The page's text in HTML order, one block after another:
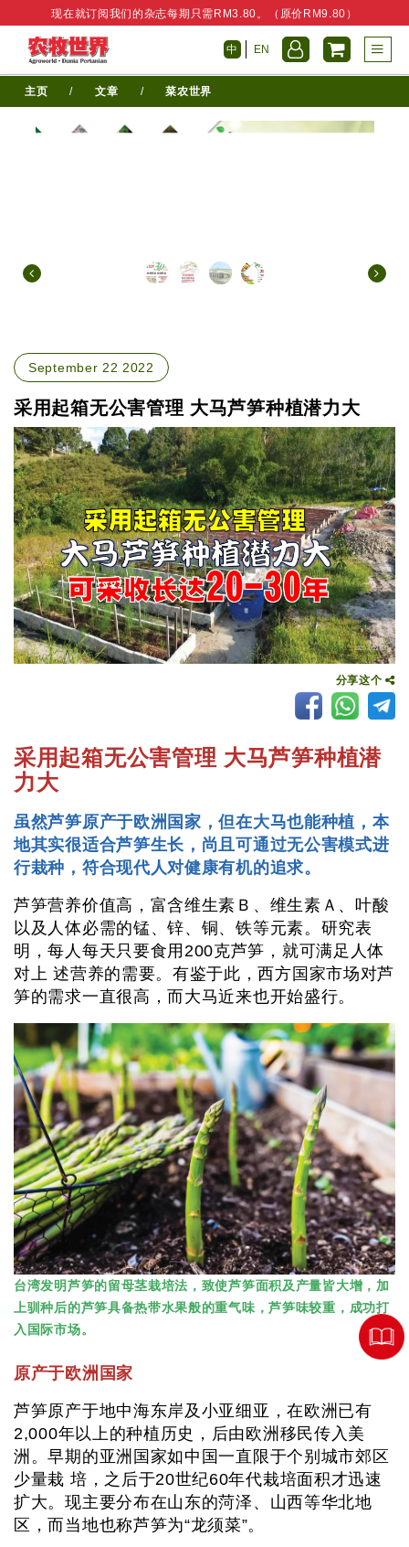
现在就订阅我们的杂志每期只需RM3.80。（原价RM9.80）
中 EN
主页 / 文章 / 菜农世界
September 22 2022
采用起箱无公害管理 大马芦笋种植潜力大
分享这个
采用起箱无公害管理 大马芦笋种植潜
力大
虽然芦笋原产于欧洲国家，但在大马也能种植，本
地其实很适合芦笋生长，尚且可通过无公害模式进
行栽种，符合现代人对健康有机的追求。
芦笋营养价值高，富含维生素Ｂ、维生素Ａ、叶酸
以及人体必需的锰、锌、铜、铁等元素。研究表
明，每人每天只要食用200克芦笋，就可满足人体
对上 述营养的需要。有鉴于此，西方国家市场对芦
笋的需求一直很高，而大马近来也开始盛行。
台湾发明芦笋的留母茎栽培法，致使芦笋面积及产量皆大增，加
上驯种后的芦笋具备热带水果般的重气味，芦笋味较重，成功打
入国际市场。
原产于欧洲国家
芦笋原产于地中海东岸及小亚细亚，在欧洲已有
2,000年以上的种植历史，后由欧洲移民传入美
洲。早期的亚洲国家如中国一直限于个别城市郊区
少量栽 培，之后于20世纪60年代栽培面积才迅速
扩大。现主要分布在山东的菏泽、山西等华北地
区，而当地也称芦笋为“龙须菜”。